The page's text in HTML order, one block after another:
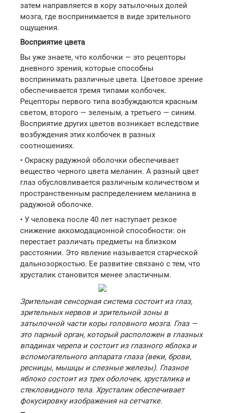
затем направляется в кору затылочных долей
мозга, где воспринимается в виде зрительного
ощущения.
Восприятие цвета
Вы уже знаете, что колбочки — это рецепторы
дневного зрения, которые способны
воспринимать различные цвета. Цветовое зрение
обеспечивается тремя типами колбочек.
Рецепторы первого типа возбуждаются красным
светом, второго — зеленым, а третьего — синим.
Восприятие других цветов возникает вследствие
возбуждения этих колбочек в разных
соотношениях.
• Окраску радужной оболочки обеспечивает
вещество черного цвета меланин. А разный цвет
глаз обусловливается различным количеством и
пространственным распределением меланина в
радужной оболочке.
• У человека после 40 лет наступает резкое
снижение аккомодационной способности: он
перестает различать предметы на близком
расстоянии. Это явление называется старческой
дальнозоркостью. Ее развитие связано с тем, что
хрусталик становится менее эластичным.
Зрительная сенсорная система состоит из глаз,
зрительных нервов и зрительной зоны в
затылочной части коры головного мозга. Глаз —
это парный орган, который расположен в глазных
впадинах черепа и состоит из глазного яблока и
вспомогательного аппарата глаза (веки, брови,
ресницы, мышцы и слезные железы). Глазное
яблоко состоит из трех оболочек, хрусталика и
стекловидного тела. Хрусталик обеспечивает
фокусировку изображения на сетчатке.